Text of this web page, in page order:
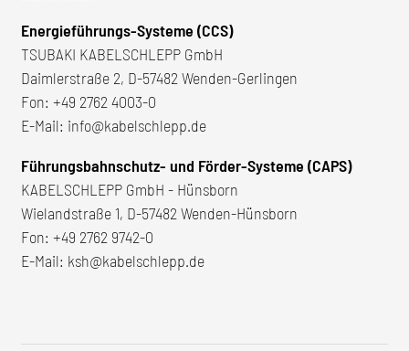
Energieführungs-Systeme (CCS)
TSUBAKI KABELSCHLEPP GmbH
Daimlerstraße 2, D-57482 Wenden-Gerlingen
Fon: +49 2762 4003-0
E-Mail: info@kabelschlepp.de
Führungsbahnschutz- und Förder-Systeme (CAPS)
KABELSCHLEPP GmbH - Hünsborn
Wielandstraße 1, D-57482 Wenden-Hünsborn
Fon: +49 2762 9742-0
E-Mail: ksh@kabelschlepp.de